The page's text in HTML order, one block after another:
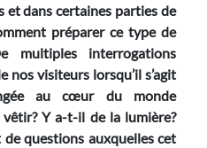
et dans certaines parties de
préparer ce type de
multiples interrogations
nos visiteurs lorsqu’il s’agit
au cœur du monde
Y a-t-il de la lumière?
de questions auxquelles cet